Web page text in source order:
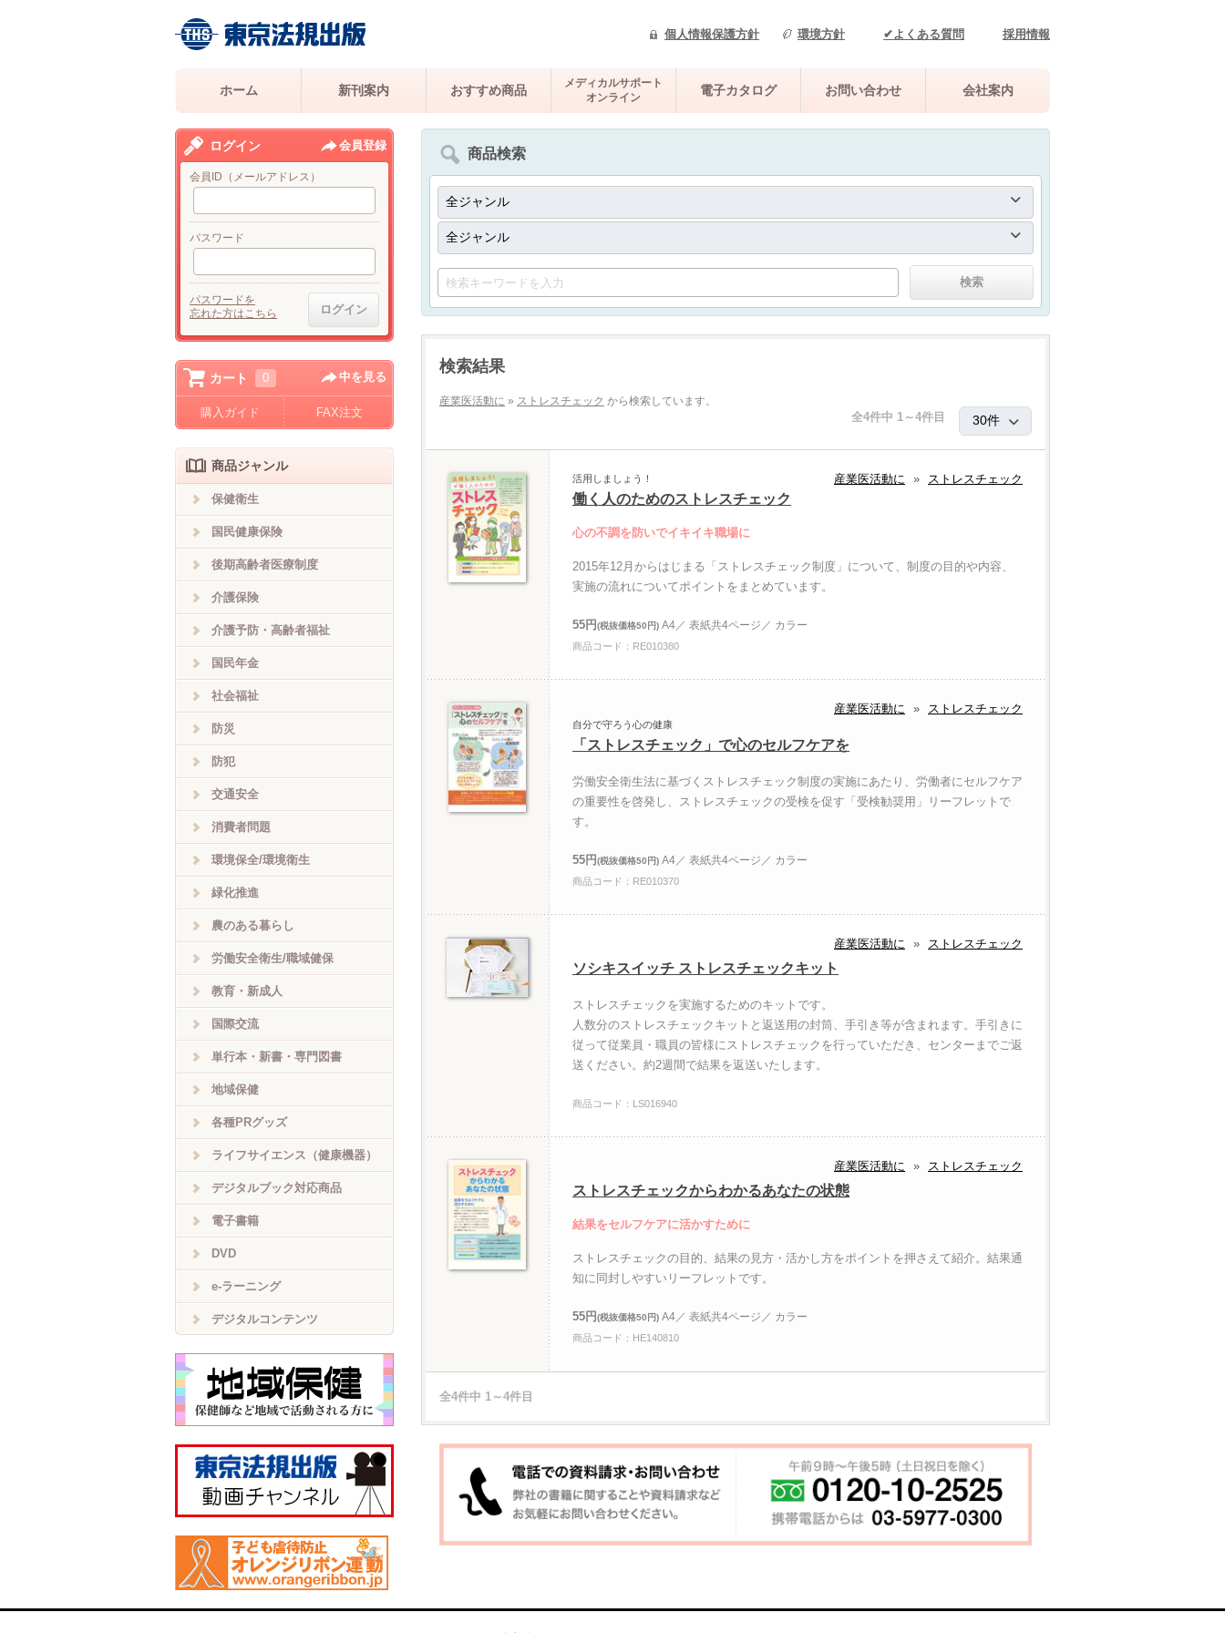
個人情報保護方針 環境方針 ✔よくある質問 採用情報
ホーム 新刊案内 おすすめ商品
メディカルサポート
オンライン
電子カタログ お問い合わせ 会社案内
商品検索
検索結果
産業医活動に » ストレスチェック から検索しています。
全4件中 1～4件目
産業医活動に » ストレスチェック
活用しましょう！
働く人のためのストレスチェック
心の不調を防いでイキイキ職場に
2015年12月からはじまる「ストレスチェック制度」について、制度の目的や内容、
実施の流れについてポイントをまとめています。
55円(税抜価格50円) A4／ 表紙共4ページ／ カラー
商品コード：RE010380
産業医活動に » ストレスチェック
自分で守ろう心の健康
「ストレスチェック」で心のセルフケアを
労働安全衛生法に基づくストレスチェック制度の実施にあたり、労働者にセルフケア
の重要性を啓発し、ストレスチェックの受検を促す「受検勧奨用」リーフレットで
す。
55円(税抜価格50円) A4／ 表紙共4ページ／ カラー
商品コード：RE010370
産業医活動に » ストレスチェック
ソシキスイッチ ストレスチェックキット
ストレスチェックを実施するためのキットです。
人数分のストレスチェックキットと返送用の封筒、手引き等が含まれます。手引きに
従って従業員・職員の皆様にストレスチェックを行っていただき、センターまでご返
送ください。約2週間で結果を返送いたします。
商品コード：LS016940
産業医活動に » ストレスチェック
ストレスチェックからわかるあなたの状態
結果をセルフケアに活かすために
ストレスチェックの目的、結果の見方・活かし方をポイントを押さえて紹介。結果通
知に同封しやすいリーフレットです。
55円(税抜価格50円) A4／ 表紙共4ページ／ カラー
商品コード：HE140810
全4件中 1～4件目
ログイン 会員登録
会員ID（メールアドレス）
パスワード
パスワードを
忘れた方はこちら
カート 0 中を見る
購入ガイド FAX注文
商品ジャンル
保健衛生
国民健康保険
後期高齢者医療制度
介護保険
介護予防・高齢者福祉
国民年金
社会福祉
防災
防犯
交通安全
消費者問題
環境保全/環境衛生
緑化推進
農のある暮らし
労働安全衛生/職域健保
教育・新成人
国際交流
単行本・新書・専門図書
地域保健
各種PRグッズ
ライフサイエンス（健康機器）
デジタルブック対応商品
電子書籍
DVD
e-ラーニング
デジタルコンテンツ